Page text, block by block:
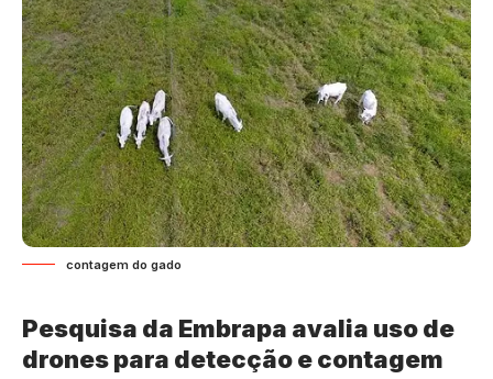
contagem do gado
Pesquisa da Embrapa avalia uso de
drones para detecção e contagem